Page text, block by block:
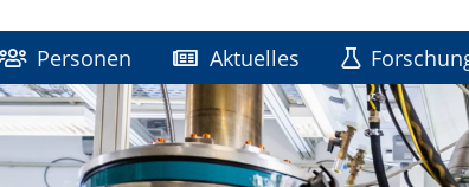
Personen Aktuelles